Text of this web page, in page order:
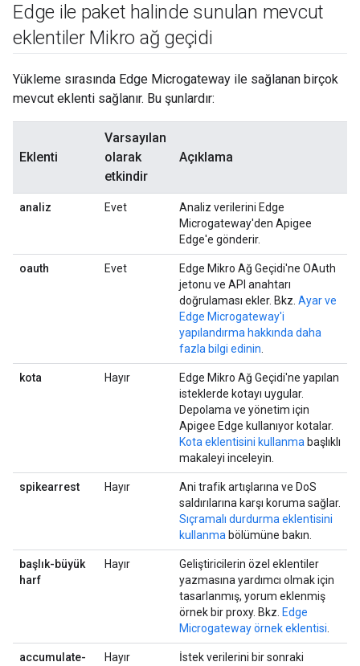
Edge ile paket halinde sunulan mevcut
eklentiler Mikro ağ geçidi
Yükleme sırasında Edge Microgateway ile sağlanan birçok
mevcut eklenti sağlanır. Bu şunlardır:
Eklenti
Varsayılan
olarak
etkindir
Açıklama
analiz Evet
Analiz verilerini Edge
Microgateway'den Apigee
Edge'e gönderir.
oauth Evet
Edge Mikro Ağ Geçidi'ne OAuth
jetonu ve API anahtarı
doğrulaması ekler. Bkz. Ayar ve
Edge Microgateway'i
yapılandırma hakkında daha
fazla bilgi edinin
kota Hayır
Edge Mikro Ağ Geçidi'ne yapılan
isteklerde kotayı uygular.
Depolama ve yönetim için
Apigee Edge kullanıyor kotalar.
Kota eklentisini kullanma başlıklı
makaleyi inceleyin.
spikearrest Hayır
Ani trafik artışlarına ve DoS
saldırılarına karşı koruma sağlar.
Sıçramalı durdurma eklentisini
kullanma bölümüne bakın.
başlık-büyük
harf
Hayır
Geliştiricilerin özel eklentiler
yazmasına yardımcı olmak için
tasarlanmış, yorum eklenmiş
örnek bir proxy. Bkz. Edge
Microgateway örnek eklentisi
accumulate-
Hayır
İstek verilerini bir sonraki